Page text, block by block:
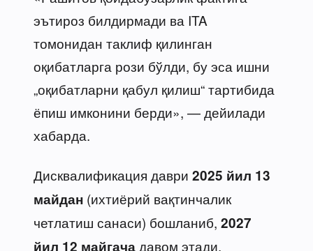
эътироз билдирмади ва ITA
томонидан таклиф қилинган
оқибатларга рози бўлди, бу эса ишни
„оқибатларни қабул қилиш“ тартибида
ёпиш имконини берди», — дейилади
хабарда.
Дисквалификация даври 2025 йил 13
майдан (ихтиёрий вақтинчалик
четлатиш санаси) бошланиб, 2027
йил 12 майгачадавом этади.